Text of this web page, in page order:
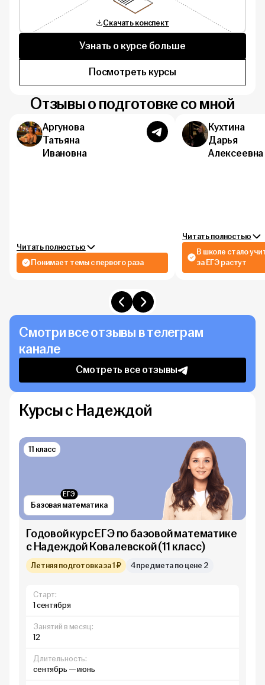
Скачать конспект
Узнать о курсе больше
Посмотреть курсы
Отзывы о подготовке со мной
Аргунова
Татьяна
Ивановна
Читать полностью
Понимает темы с первого раза
Кухтина
Дарья
Алексеевна
Читать полностью
В школе стало
за ЕГЭ растут
Смотри все отзывы в телеграм
канале
Смотреть все отзывы
Курсы с Надеждой
Базовая математика
ЕГЭ
11 класс
Годовой курс ЕГЭ по базовой математике
с Надеждой Ковалевской (11 класс)
Летняя подготовка за 1 ₽ 4 предмета по цене 2
Старт:
1 сентября
Занятий в месяц:
12
Длительность:
сентябрь — июнь